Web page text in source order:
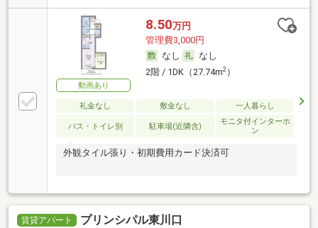
動画あり
8.50万円
管理費3,000円
なし
なし
2階 / 1DK（27.74m2）
礼金なし 敷金なし 一人暮らし
バス・トイレ別 駐車場(近隣含)
モニタ付インターホ
ン
外観タイル張り・初期費用カード決済可
賃貸アパート プリンシパル東川口